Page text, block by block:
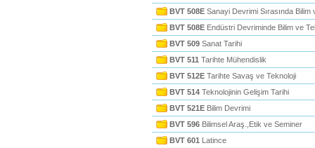
BVT 508E Sanayi Devrimi Sırasında Bilim
BVT 508E Endüstri Devriminde Bilim ve
BVT 509 Sanat Tarihi
BVT 511 Tarihte Mühendislik
BVT 512E Tarihte Savaş ve Teknoloji
BVT 514 Teknolojinin Gelişim Tarihi
BVT 521E Bilim Devrimi
BVT 596 Bilimsel Araş.,Etik ve Seminer
BVT 601 Latince